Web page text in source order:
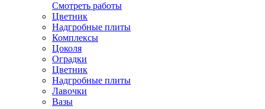
Смотреть работы
Цветник
Надгробные плиты
Комплексы
Цоколя
Оградки
Цветник
Надгробные плиты
Лавочки
Вазы